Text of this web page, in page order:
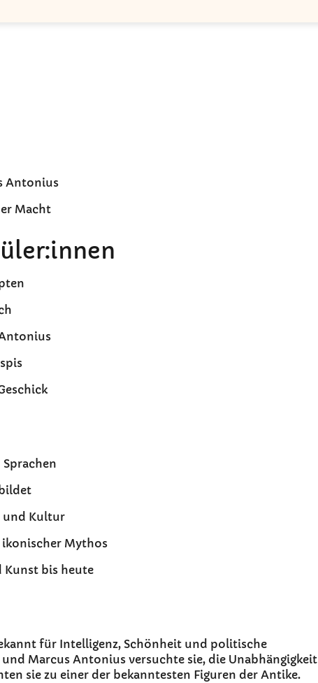
Antonius
Macht
und Kultur
ikonischer Mythos
bis heute
für Intelligenz, Schönheit und politische
Marcus Antonius versuchte sie, die Unabhängigkeit
sie zu einer der bekanntesten Figuren der Antike.